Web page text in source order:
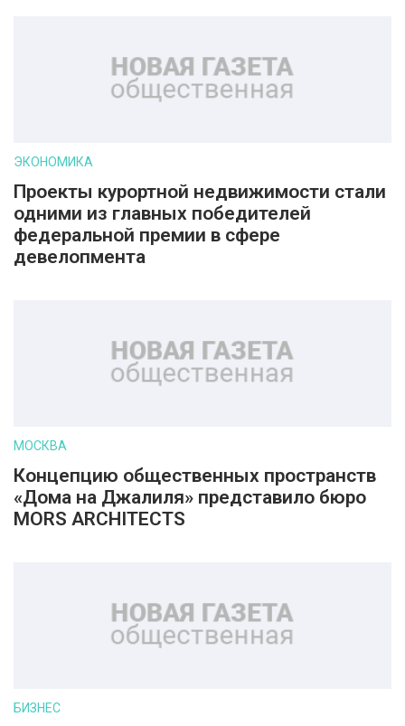
ЭКОНОМИКА
Проекты курортной недвижимости стали
одними из главных победителей
федеральной премии в сфере
девелопмента
МОСКВА
Концепцию общественных пространств
«Дома на Джалиля» представило бюро
MORS ARCHITECTS
БИЗНЕС